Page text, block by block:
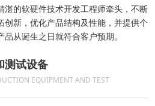
湛的软硬件技术开发工程师牵头，不断
创新，优化产品结构及性能，并提供个
从诞生之日就符合客户预期。
测试设备
EQUIPMENT AND TEST